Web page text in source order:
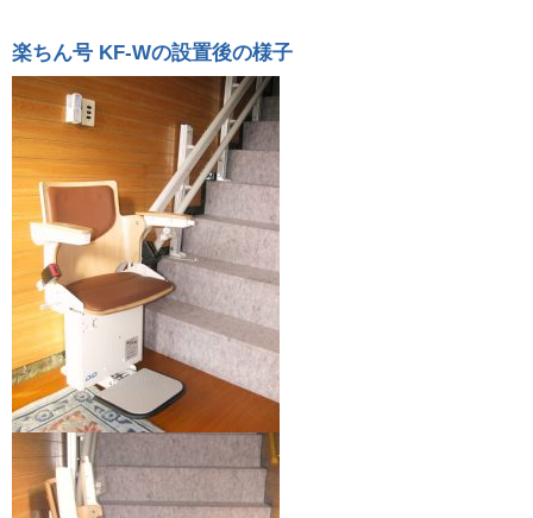
楽ちん号 KF-Wの設置後の様子